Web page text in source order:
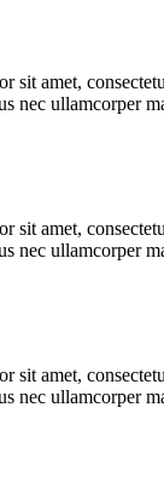
sit amet,
nec ullamcorper
sit amet,
nec ullamcorper
sit amet,
nec ullamcorper